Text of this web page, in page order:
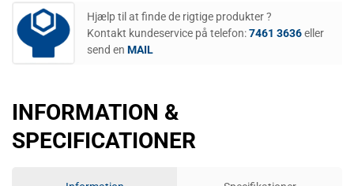
Hjælp til at finde de rigtige produkter ?
Kontakt kundeservice på telefon:7461 3636eller
send en MAIL
INFORMATION &
SPECIFICATIONER